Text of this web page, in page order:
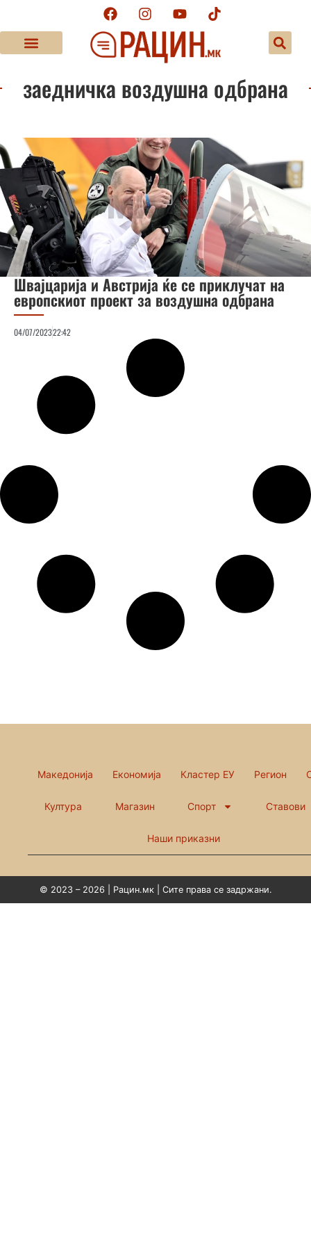
заедничка воздушна одбрана
Швајцарија и Австрија ќе се приклучат на
европскиот проект за воздушна одбрана
04/07/202322:42
Македонија Економија Кластер ЕУ Регион
Култура Магазин Спорт Ставови
Наши приказни
© 2023 – 2026 | Рацин.мк | Сите права се задржани.